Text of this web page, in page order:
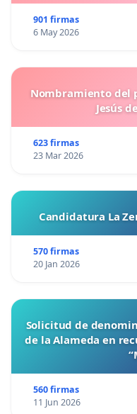
901 firmas
6 May 2026
Nombramiento del
Jesús
623 firmas
23 Mar 2026
Candidatura La
570 firmas
20 Jan 2026
Solicitud de
de la Alameda en
560 firmas
11 Jun 2026